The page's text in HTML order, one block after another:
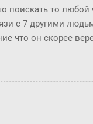
поискать то любой
с 7 другими
что он скорее
и т.п.).
Microsoft